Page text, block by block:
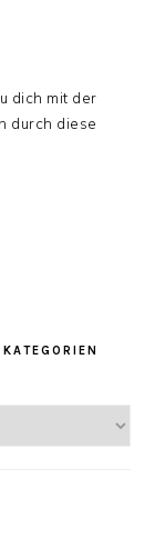
dich mit der
durch diese